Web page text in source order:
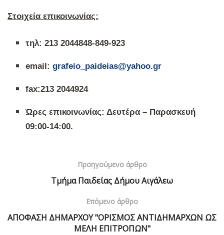
Στοιχεία επικοινωνίας:
τηλ: 213 2044848-849-923
email:grafeio_paideias@yahoo.gr
fax:213 2044924
Ώρες επικοινωνίας: Δευτέρα – Παρασκευή
09:00-14:00.
Προηγούμενο άρθρο
Τμήμα Παιδείας Δήμου Αιγάλεω
Επόμενο άρθρο
ΑΠΟΦΑΣΗ ΔΗΜΑΡΧΟΥ "ΟΡΙΣΜΟΣ ΑΝΤΙΔΗΜΑΡΧΩΝ ΩΣ
ΜΕΛΗ ΕΠΙΤΡΟΠΩΝ"